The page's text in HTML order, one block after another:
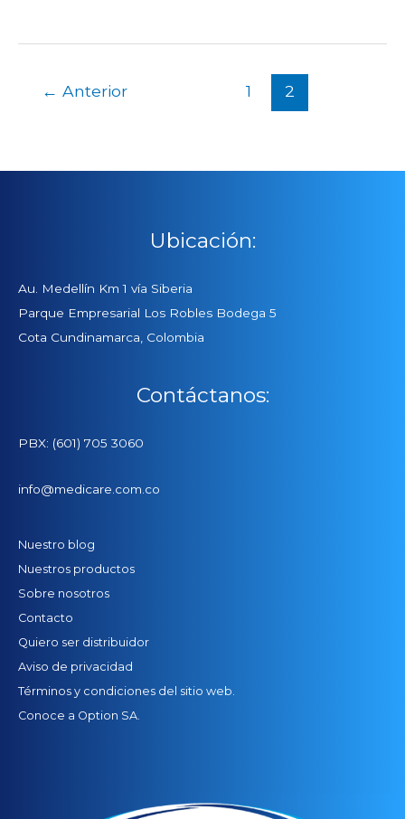
← Anterior 1 2
Ubicación:
Au. Medellín Km 1 vía Siberia
Parque Empresarial Los Robles Bodega 5
Cota Cundinamarca, Colombia
Contáctanos:
PBX: (601) 705 3060
info@medicare.com.co
Nuestro blog
Nuestros productos
Sobre nosotros
Contacto
Quiero ser distribuidor
Aviso de privacidad
Términos y condiciones del sitio web.
Conoce a Option SA.